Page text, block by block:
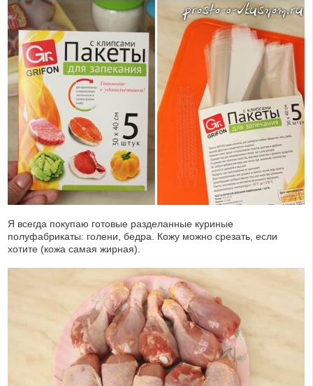
Я всегда покупаю готовые разделанные куриные
полуфабрикаты: голени, бедра. Кожу можно срезать, если
хотите (кожа самая жирная).